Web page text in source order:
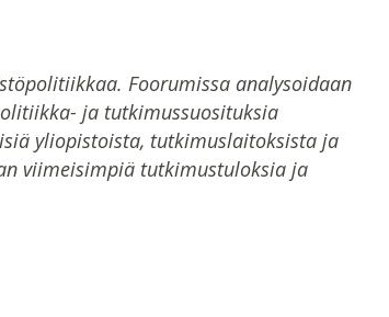
Foorumissa analysoidaan
ja tutkimussuosituksia
yliopistoista, tutkimuslaitoksista ja
viimeisimpiä tutkimustuloksia ja